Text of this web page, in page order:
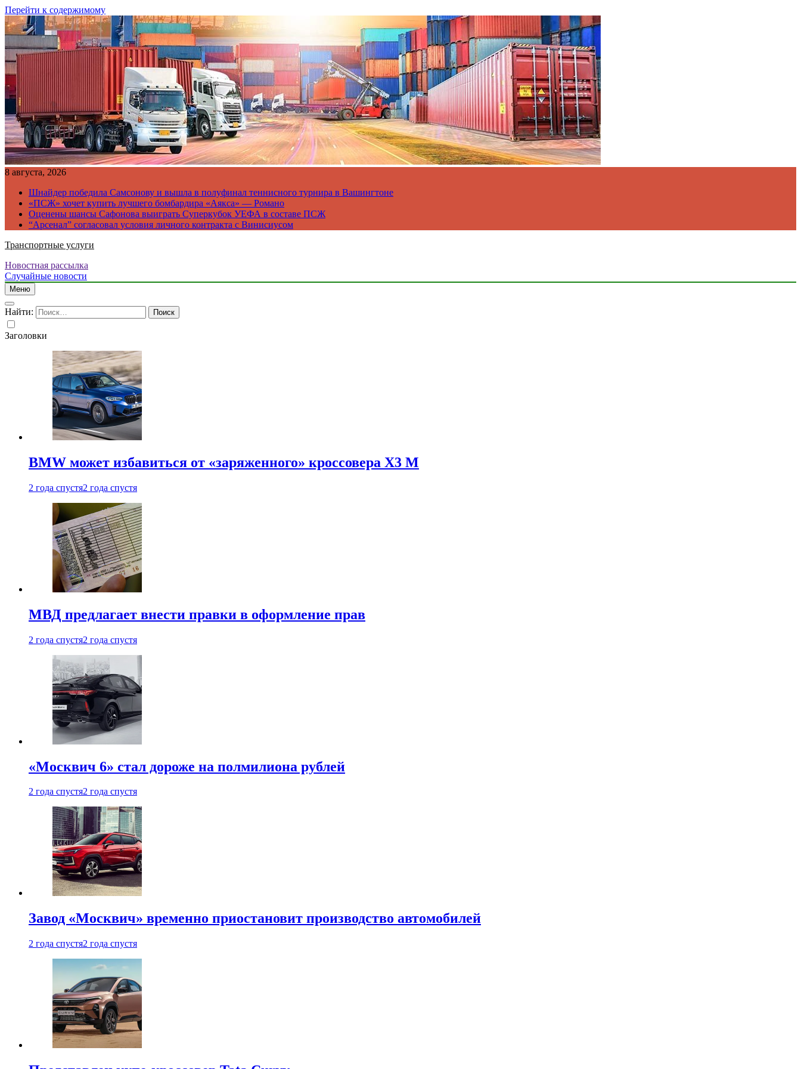
Перейти к содержимому
8 августа, 2026
Шнайдер победила Самсонову и вышла в полуфинал теннисного турнира в Вашингтоне
«ПСЖ» хочет купить лучшего бомбардира «Аякса» — Романо
Оценены шансы Сафонова выиграть Суперкубок УЕФА в составе ПСЖ
“Арсенал” согласовал условия личного контракта с Винисиусом
Транспортные услуги
Новостная рассылка
Случайные новости
Меню
Найти:
Заголовки
BMW может избавиться от «заряженного» кроссовера X3 M
2 года спустя2 года спустя
МВД предлагает внести правки в оформление прав
2 года спустя2 года спустя
«Москвич 6» стал дороже на полмилиона рублей
2 года спустя2 года спустя
Завод «Москвич» временно приостановит производство автомобилей
2 года спустя2 года спустя